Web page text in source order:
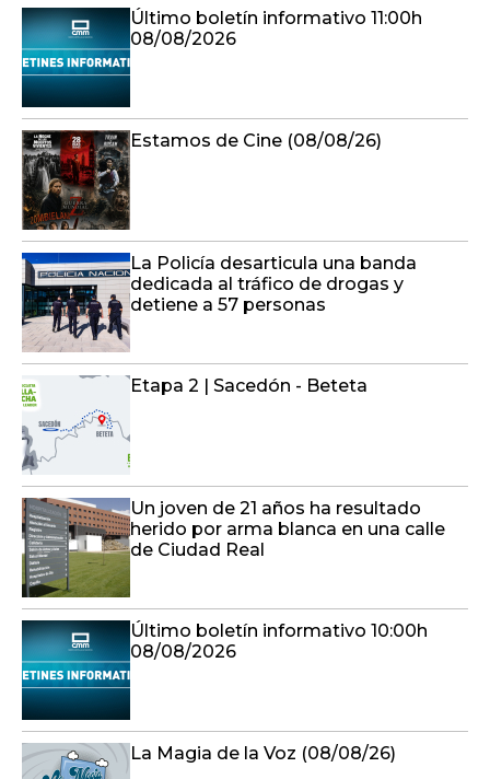
Último boletín informativo 11:00h
08/08/2026
Estamos de Cine (08/08/26)
La Policía desarticula una banda
dedicada al tráfico de drogas y
detiene a 57 personas
Etapa 2 | Sacedón - Beteta
Un joven de 21 años ha resultado
herido por arma blanca en una calle
de Ciudad Real
Último boletín informativo 10:00h
08/08/2026
La Magia de la Voz (08/08/26)